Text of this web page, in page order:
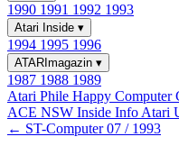
1990 1991 1992 1993
Atari Inside ▾
1994 1995 1996
ATARImagazin ▾
1987 1988 1989
Atari Phile Happy Computer
ACE NSW Inside Info Atari
← ST-Computer 07 / 1993